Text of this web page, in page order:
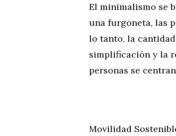
El minimalismo se
una furgoneta, las
lo tanto, la
simplificación y la
personas se
Movilidad